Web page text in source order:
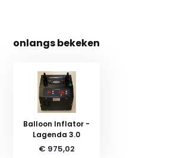
onlangs bekeken
Balloon Inflator -
Lagenda 3.0
€ 975,02